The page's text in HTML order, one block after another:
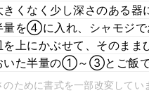
きくなく少し深さのある
量を④に入れ、シャモジで
を上にかぶせて、そのま
いた半量の①～③とご飯
ために書式を一部改変してい